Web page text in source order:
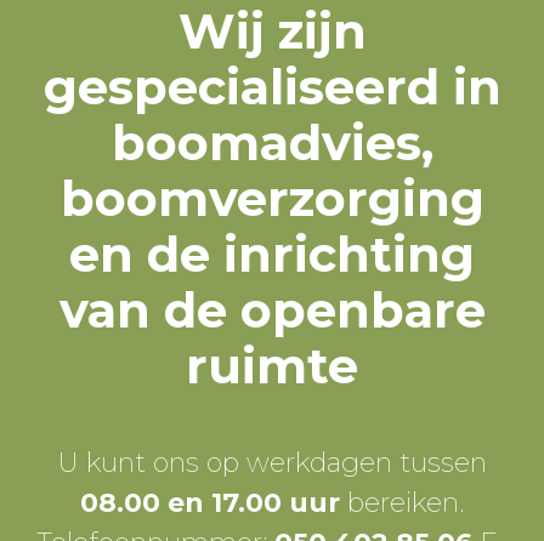
Wij zijn
gespecialiseerd in
boomadvies,
boomverzorging
en de inrichting
van de openbare
ruimte
U kunt ons op werkdagen tussen
08.00 en 17.00 uur bereiken.